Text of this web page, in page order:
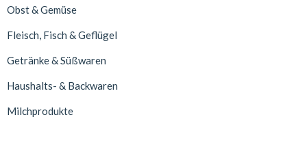
Obst & Gemüse
Fleisch, Fisch & Geflügel
Getränke & Süßwaren
Haushalts- & Backwaren
Milchprodukte